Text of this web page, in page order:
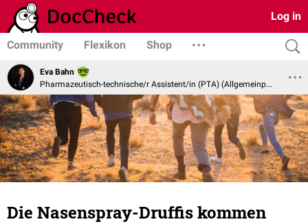
Log in
Community Flexikon Shop
Eva Bahn
Pharmazeutisch-technische/r Assistent/in (PTA) (Allgemeinpharmazie)
Die Nasenspray-Druffis kommen